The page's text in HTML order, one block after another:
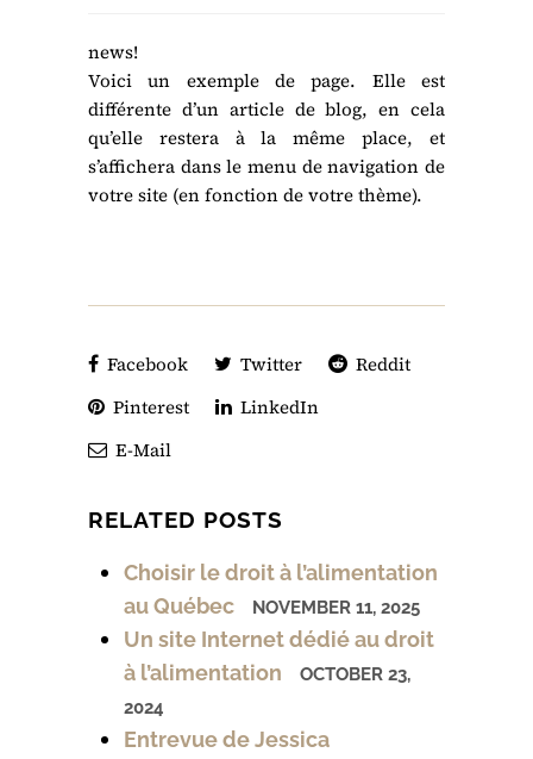
news!
Voici un exemple de page. Elle est
différente d’un article de blog, en cela
qu’elle restera à la même place, et
s’affichera dans le menu de navigation de
votre site (en fonction de votre thème).
Facebook Twitter
Reddit
Pinterest
LinkedIn
E-Mail
RELATED POSTS
Choisir le droit à l’alimentation
au Québec
NOVEMBER 11, 2025
Un site Internet dédié au droit
à l’alimentation
OCTOBER 23,
2024
Entrevue de Jessica